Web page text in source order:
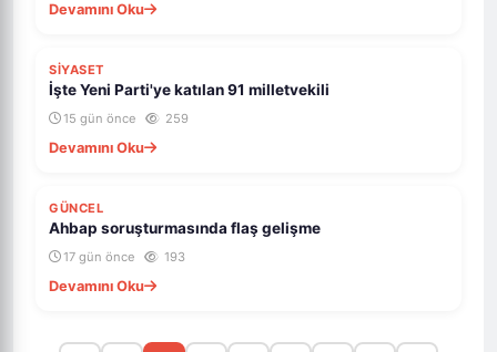
Devamını Oku
SİYASET
İşte Yeni Parti'ye katılan 91 milletvekili
15 gün önce 259
Devamını Oku
GÜNCEL
Ahbap soruşturmasında flaş gelişme
17 gün önce 193
Devamını Oku